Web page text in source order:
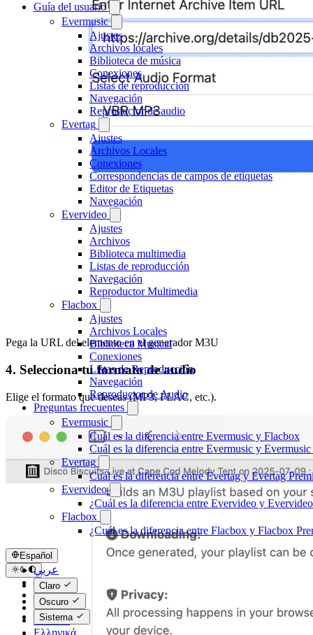
Guía del usuario
Evermusic
Ajustes
Archivos locales
Biblioteca de música
Conexiones
Listas de reproducción
Navegación
Reproductor de audio
Evertag
Ajustes
Archivos Locales
Conexiones
Correspondencias de campos de etiquetas
Editor de Etiquetas
Navegación
Evervideo
Ajustes
Archivos
Biblioteca multimedia
Listas de reproducción
Navegación
Reproductor Multimedia
Flacbox
Ajustes
Archivos Locales
Biblioteca Musical
Conexiones
Listas de Reproducción
Navegación
Reproductor de Audio
Preguntas frecuentes
Evermusic
Cuál es la diferencia entre Evermusic y Flacbox
Cuál es la diferencia entre Evermusic y
Evertag
Cuál es la diferencia entre Evertag y Evertag
Evervideo
¿Cuál es la diferencia entre Evervideo y
Flacbox
¿Cuál es la diferencia entre Flacbox y Flacbox
Español
عربي
Català
Čeština
Dansk
Deutsch
Ελληνικά
Claro
Oscuro
Sistema
Pega la URL del elemento en el generador M3U
4. Selecciona tu formato de audio
Elige el formato que deseas (MP3, FLAC, etc.).